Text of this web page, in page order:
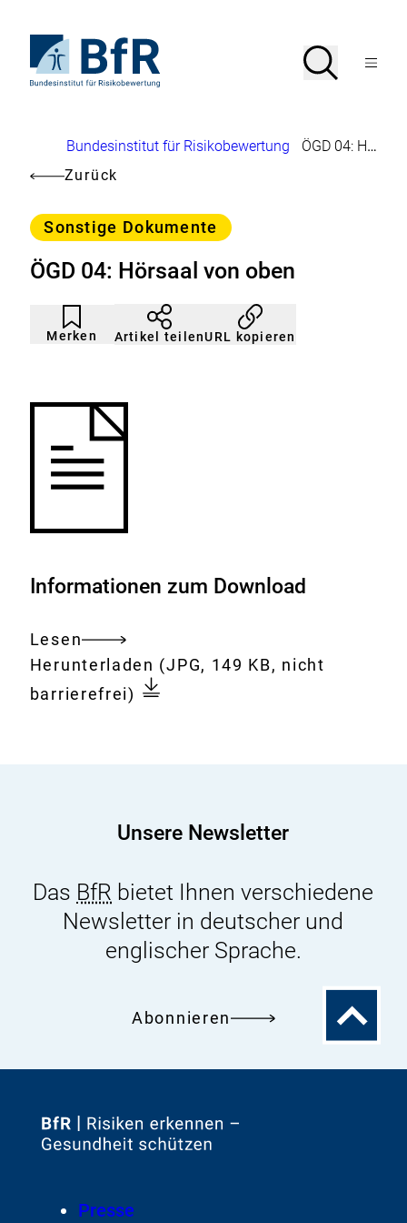
Seiteninhalt
springenStartseite
von
Suche
SucheMenü
Brotkrumennavigation
Bundesinstitut für Risikobewertung
ÖGD 04: Hörsaal von oben
Zurück
Kategorie
Sonstige Dokumente
ÖGD 04: Hörsaal von oben
Merken
Artikel
nicht
gemerkt
Durch
Klicken
der
Artikel teilenURL kopieren
Informationen zum Download
Lesen
Gesamtes
Dokument
Download:
Herunterladen ÖGD
04:
(JPG, 149 KB, nicht
barrierefrei)
Unsere Newsletter
Das BfR bietet Ihnen verschiedene
Newsletter in deutscher und
englischer Sprache.
Abonnieren
Zum
Zur
FooterPresse